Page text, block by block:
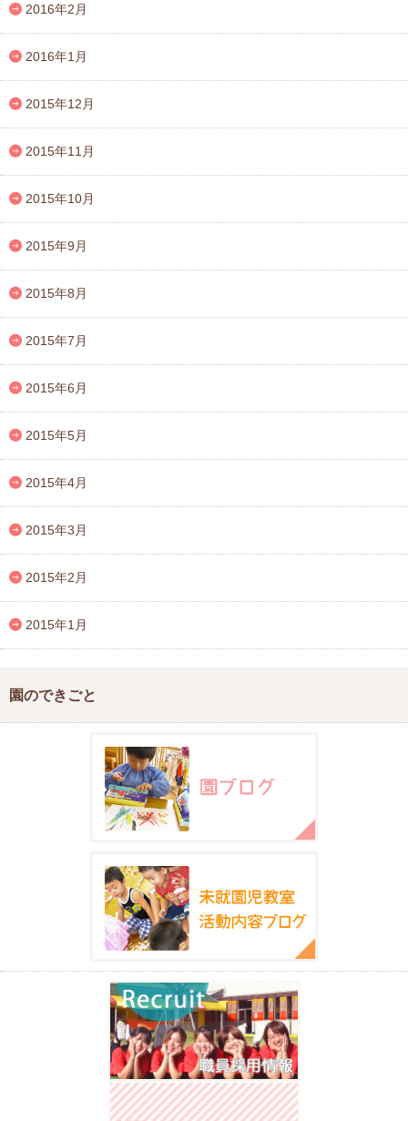
2016年2月
2016年1月
2015年12月
2015年11月
2015年10月
2015年9月
2015年8月
2015年7月
2015年6月
2015年5月
2015年4月
2015年3月
2015年2月
2015年1月
園のできごと